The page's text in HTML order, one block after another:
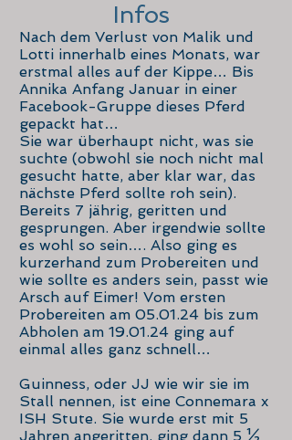
Infos
Nach dem Verlust von Malik und
Lotti innerhalb eines Monats, war
erstmal alles auf der Kippe… Bis
Annika Anfang Januar in einer
Facebook-Gruppe dieses Pferd
gepackt hat…
Sie war überhaupt nicht, was sie
suchte (obwohl sie noch nicht mal
gesucht hatte, aber klar war, das
nächste Pferd sollte roh sein).
Bereits 7 jährig, geritten und
gesprungen. Aber irgendwie sollte
es wohl so sein…. Also ging es
kurzerhand zum Probereiten und
wie sollte es anders sein, passt wie
Arsch auf Eimer! Vom ersten
Probereiten am 05.01.24 bis zum
Abholen am 19.01.24 ging auf
einmal alles ganz schnell…
Guinness, oder JJ wie wir sie im
Stall nennen, ist eine Connemara x
ISH Stute. Sie wurde erst mit 5
Jahren angeritten, ging dann 5 ½